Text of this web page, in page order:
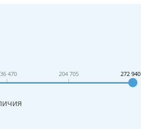
470 204 705 272 940